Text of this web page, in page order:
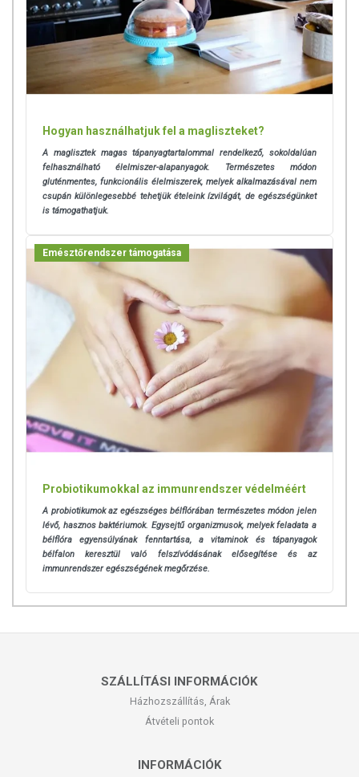
Hogyan használhatjuk fel a magliszteket?
A maglisztek magas tápanyagtartalommal rendelkező, sokoldalúan
felhasználható élelmiszer-alapanyagok. Természetes módon
gluténmentes, funkcionális élelmiszerek, melyek alkalmazásával nem
csupán különlegesebbé tehetjük ételeink ízvilágát, de egészségünket
is támogathatjuk.
Emésztőrendszer támogatása
Probiotikumokkal az immunrendszer védelméért
A probiotikumok az egészséges bélflórában természetes módon jelen
lévő, hasznos baktériumok. Egysejtű organizmusok, melyek feladata a
bélflóra egyensúlyának fenntartása, a vitaminok és tápanyagok
bélfalon keresztül való felszívódásának elősegítése és az
immunrendszer egészségének megőrzése.
SZÁLLÍTÁSI INFORMÁCIÓK
Házhozszállítás, Árak
Átvételi pontok
INFORMÁCIÓK